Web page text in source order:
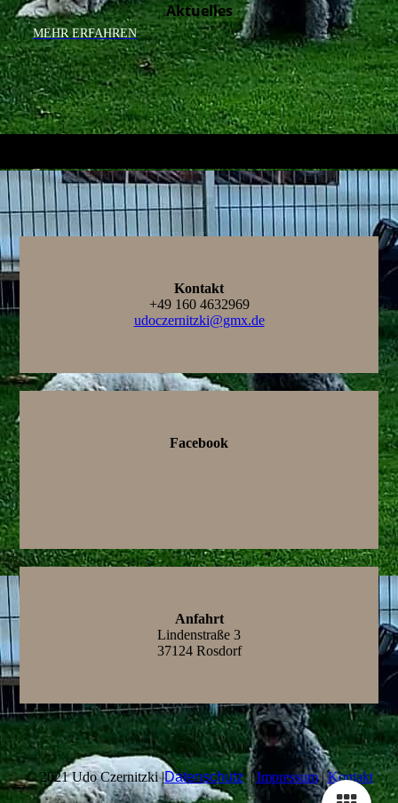
Aktuelles
MEHR ERFAHREN
Kontakt
+49 160 4632969
udoczernitzki@gmx.de
Facebook
Anfahrt
Lindenstraße 3
37124 Rosdorf
© 2021 Udo Czernitzki |Datenschutz|Impressum|Kontakt